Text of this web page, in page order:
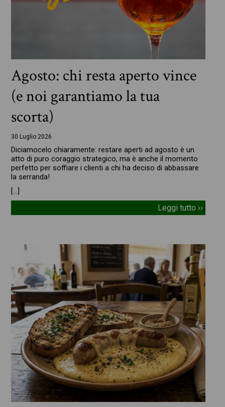
Agosto: chi resta aperto vince
(e noi garantiamo la tua
scorta)
30 Luglio 2026
Diciamocelo chiaramente: restare aperti ad agosto è un
atto di puro coraggio strategico, ma è anche il momento
perfetto per soffiare i clienti a chi ha deciso di abbassare
la serranda!
[…]
Leggi tutto ››